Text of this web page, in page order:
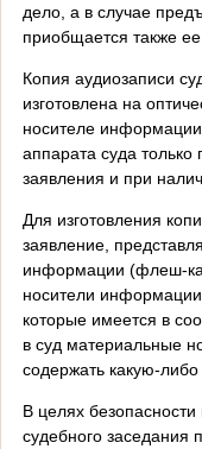
дело, а в случае
приобщается также ее
Копия аудиозаписи
изготовлена на
носителе
аппарата суда только
заявления и при
Для изготовления
заявление,
информации (флеш-
носители
которые имеется в
в суд материальные
содержать какую-
В целях
судебного заседания